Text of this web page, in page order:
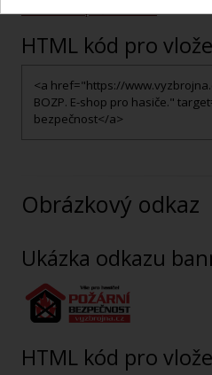
Požární bezpečnost s.r.o.
HTML kód pro
Obrázkový odkaz
Ukázka odkazu
HTML kód pro